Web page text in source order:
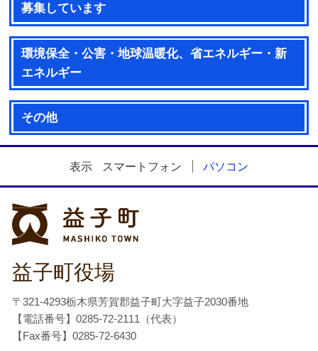
募集しています
環境保全・公害・地球温暖化、省エネルギー・新
エネルギー
その他
表示 スマートフォン パソコン
益子町役場
〒321-4293栃木県芳賀郡益子町大字益子2030番地
【電話番号】0285-72-2111（代表）
【Fax番号】0285-72-6430